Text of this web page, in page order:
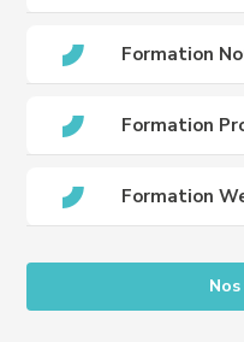
Formation
Formation
Formation